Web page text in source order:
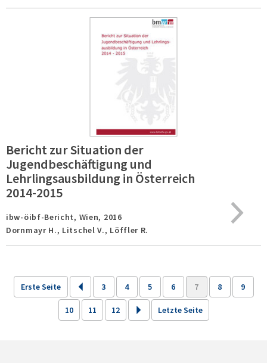
Bericht zur Situation der
Jugendbeschäftigung und
Lehrlingsausbildung in Österreich
2014-2015
ibw-öibf-Bericht, Wien, 2016
Dornmayr H., Litschel V., Löffler R.
Erste Seite 3 4 5 6 7 8 9
10 11 12 Letzte Seite